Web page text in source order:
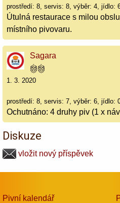
prostředí: 8, servis: 8, výběr: 4, jídlo:
Útulná restaurace s milou
místního pivovaru.
Sagara
1. 3. 2020
prostředí: 8, servis: 7, výběr: 6, jídlo:
Ochutnáno: 4 druhy piv (1 x
Diskuze
vložit nový příspěvek
Pivní kalendář